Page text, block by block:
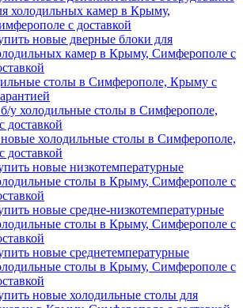
холодильных камер в Крыму,
с доставкой
новые дверные блоки для
камер в Крыму, Симферополе с
столы в Симферополе, Крыму с
у холодильные столы в Симферополе,
доставкой
холодильные столы в Симферополе,
доставкой
новые низкотемпературные
столы в Крыму, Симферополе с
новые средне-низкотемпературные
столы в Крыму, Симферополе с
новые среднетемпературные
столы в Крыму, Симферополе с
новые холодильные столы для